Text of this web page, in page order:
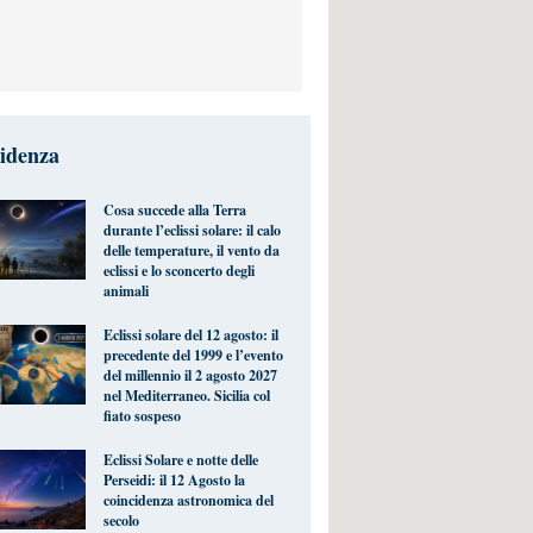
Cosa succede alla Terra
durante l’eclissi solare: il calo
delle temperature, il vento da
eclissi e lo sconcerto degli
animali
Eclissi solare del 12 agosto: il
precedente del 1999 e l’evento
del millennio il 2 agosto 2027
nel Mediterraneo. Sicilia col
fiato sospeso
Eclissi Solare e notte delle
Perseidi: il 12 Agosto la
coincidenza astronomica del
secolo